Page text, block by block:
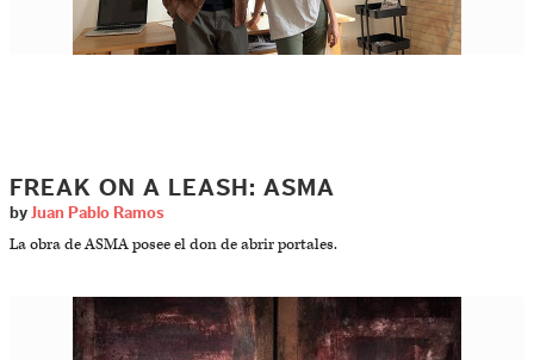
FREAK ON A LEASH: ASMA
by Juan Pablo Ramos
La obra de ASMA posee el don de abrir portales.